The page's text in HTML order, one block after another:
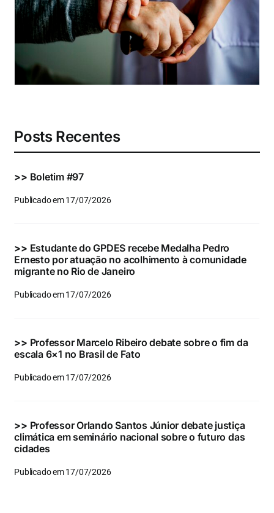
Eventos e Certificados
Comunicação
Buscar
resultados
Posts Recentes
>> Boletim #97
Publicado em 17/07/2026
>> Estudante do GPDES recebe Medalha Pedro
Ernesto por atuação no acolhimento à comunidade
migrante no Rio de Janeiro
Publicado em 17/07/2026
>> Professor Marcelo Ribeiro debate sobre o fim da
escala 6×1 no Brasil de Fato
Publicado em 17/07/2026
>> Professor Orlando Santos Júnior debate justiça
climática em seminário nacional sobre o futuro das
cidades
Publicado em 17/07/2026